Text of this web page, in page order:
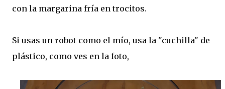
con la margarina fría en trocitos.
Si usas un robot como el mío, usa la "cuchilla" de
plástico, como ves en la foto,